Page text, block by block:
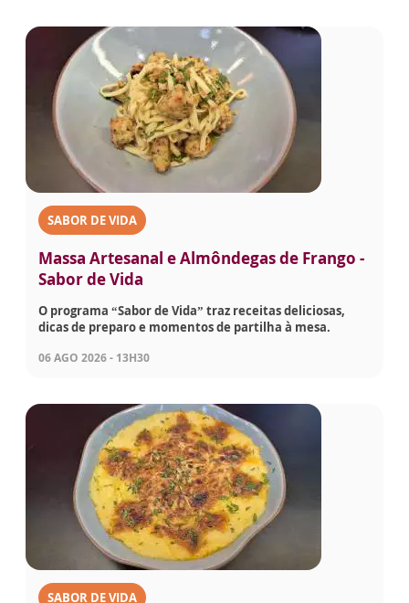
SABOR DE VIDA
Massa Artesanal e Almôndegas de Frango -
Sabor de Vida
O programa “Sabor de Vida” traz receitas deliciosas,
dicas de preparo e momentos de partilha à mesa.
06 AGO 2026 - 13H30
SABOR DE VIDA